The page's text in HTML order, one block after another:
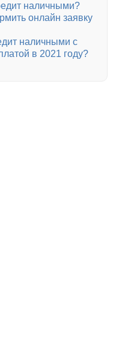
наличными?
онлайн заявку
наличными с
в 2021 году?